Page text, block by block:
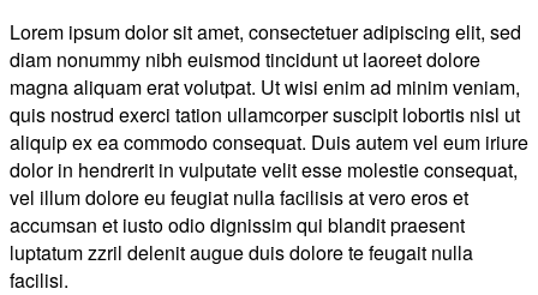
Lorem ipsum dolor sit amet, consectetuer adipiscing elit, sed
diam nonummy nibh euismod tincidunt ut laoreet dolore
magna aliquam erat volutpat. Ut wisi enim ad minim veniam,
quis nostrud exerci tation ullamcorper suscipit lobortis nisl ut
aliquip ex ea commodo consequat. Duis autem vel eum iriure
dolor in hendrerit in vulputate velit esse molestie consequat,
vel illum dolore eu feugiat nulla facilisis at vero eros et
accumsan et iusto odio dignissim qui blandit praesent
luptatum zzril delenit augue duis dolore te feugait nulla
facilisi.